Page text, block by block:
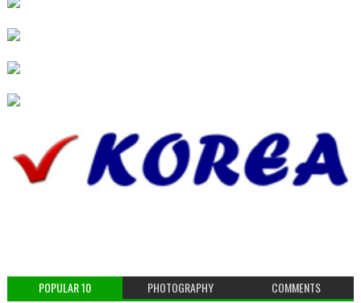
POPULAR 10 PHOTOGRAPHY COMMENTS